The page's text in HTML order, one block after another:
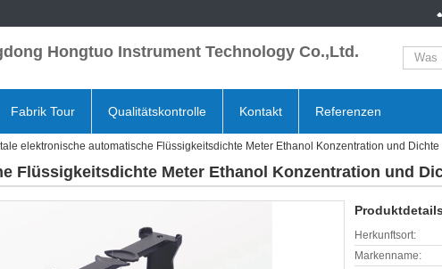
Hongtuo Instrument Technology Co.,Ltd.
Fabrik Tour Qualitätskontrolle Kontakt Referenzen
elektronische automatische Flüssigkeitsdichte Meter Ethanol Konzentration und Dichte
Flüssigkeitsdichte Meter Ethanol Konzentration und
Herkunftsort:
Markenname: